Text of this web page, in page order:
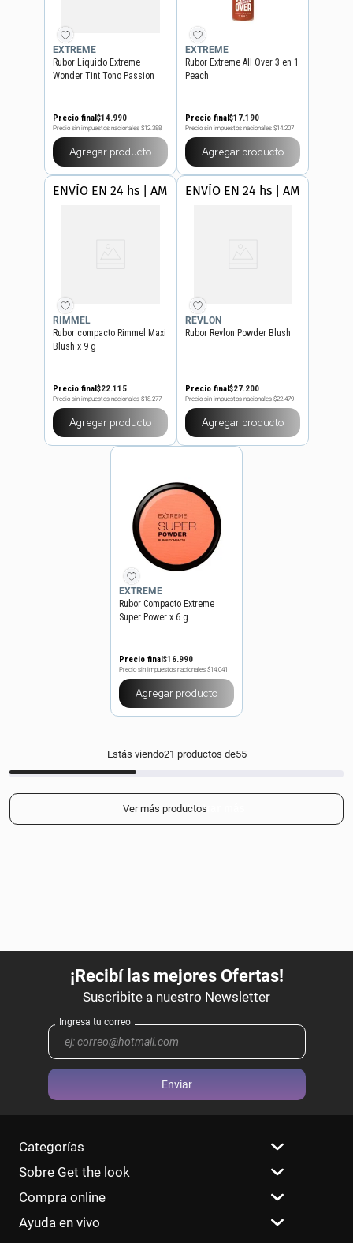
EXTREME
Rubor Liquido Extreme
Wonder Tint Tono Passion
Precio final$14.990
Precio sin impuestos nacionales $12.388
Agregar producto
EXTREME
Rubor Extreme All Over 3 en 1
Peach
Precio final$17.190
Precio sin impuestos nacionales $14.207
Agregar producto
ENVÍO EN 24 hs | AMBA
RIMMEL
Rubor compacto Rimmel Maxi
Blush x 9 g
Precio final$22.115
Precio sin impuestos nacionales $18.277
Agregar producto
ENVÍO EN 24 hs | AMBA
REVLON
Rubor Revlon Powder Blush
Precio final$27.200
Precio sin impuestos nacionales $22.479
Agregar producto
EXTREME
Rubor Compacto Extreme
Super Power x 6 g
Precio final$16.990
Precio sin impuestos nacionales $14.041
Agregar producto
Estás viendo21 productos de55
Mostrar más
Enviar
Categorías
Sobre Get the look
Compra online
Ayuda en vivo